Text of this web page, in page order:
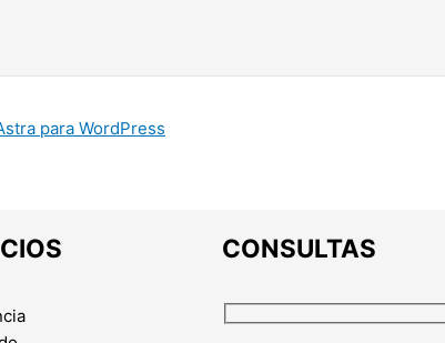
para WordPress
CONSULTAS